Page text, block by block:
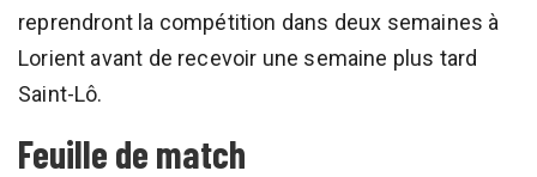
reprendront la compétition dans deux semaines à
Lorient avant de recevoir une semaine plus tard
Saint-Lô.
Feuille de match